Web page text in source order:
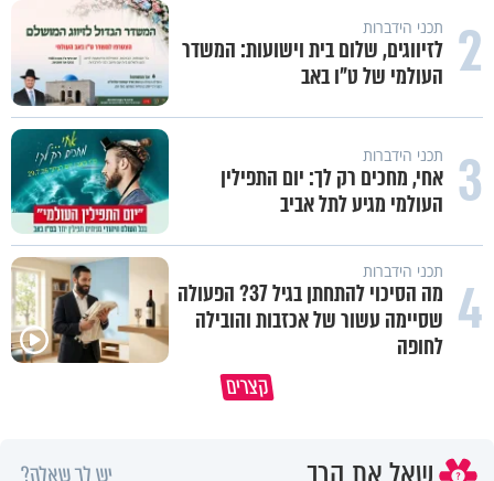
2 תכני הידברות
לזיווגים, שלום בית וישועות: המשדר
העולמי של ט"ו באב
3 תכני הידברות
אחי, מחכים רק לך: יום התפילין
העולמי מגיע לתל אביב
4 תכני הידברות
מה הסיכוי להתחתן בגיל 37? הפעולה
שסיימה עשור של אכזבות והובילה
לחופה
קצרים